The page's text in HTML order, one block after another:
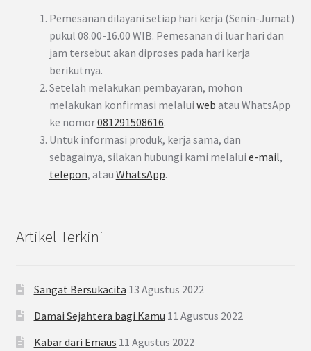
Pemesanan dilayani setiap hari kerja (Senin-Jumat)
pukul 08.00-16.00 WIB. Pemesanan di luar hari dan
jam tersebut akan diproses pada hari kerja
berikutnya.
Setelah melakukan pembayaran, mohon
melakukan konfirmasi melalui web atau WhatsApp
ke nomor081291508616.
Untuk informasi produk, kerja sama, dan
sebagainya, silakan hubungi kami melalui e-mail,
telepon, atau WhatsApp.
Artikel Terkini
Sangat Bersukacita 13 Agustus 2022
Damai Sejahtera bagi Kamu 11 Agustus 2022
Kabar dari Emaus 11 Agustus 2022